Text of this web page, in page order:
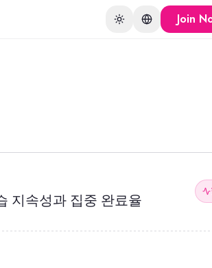
Toggle theme
ChangeJoin
지속성과 집중 완료율